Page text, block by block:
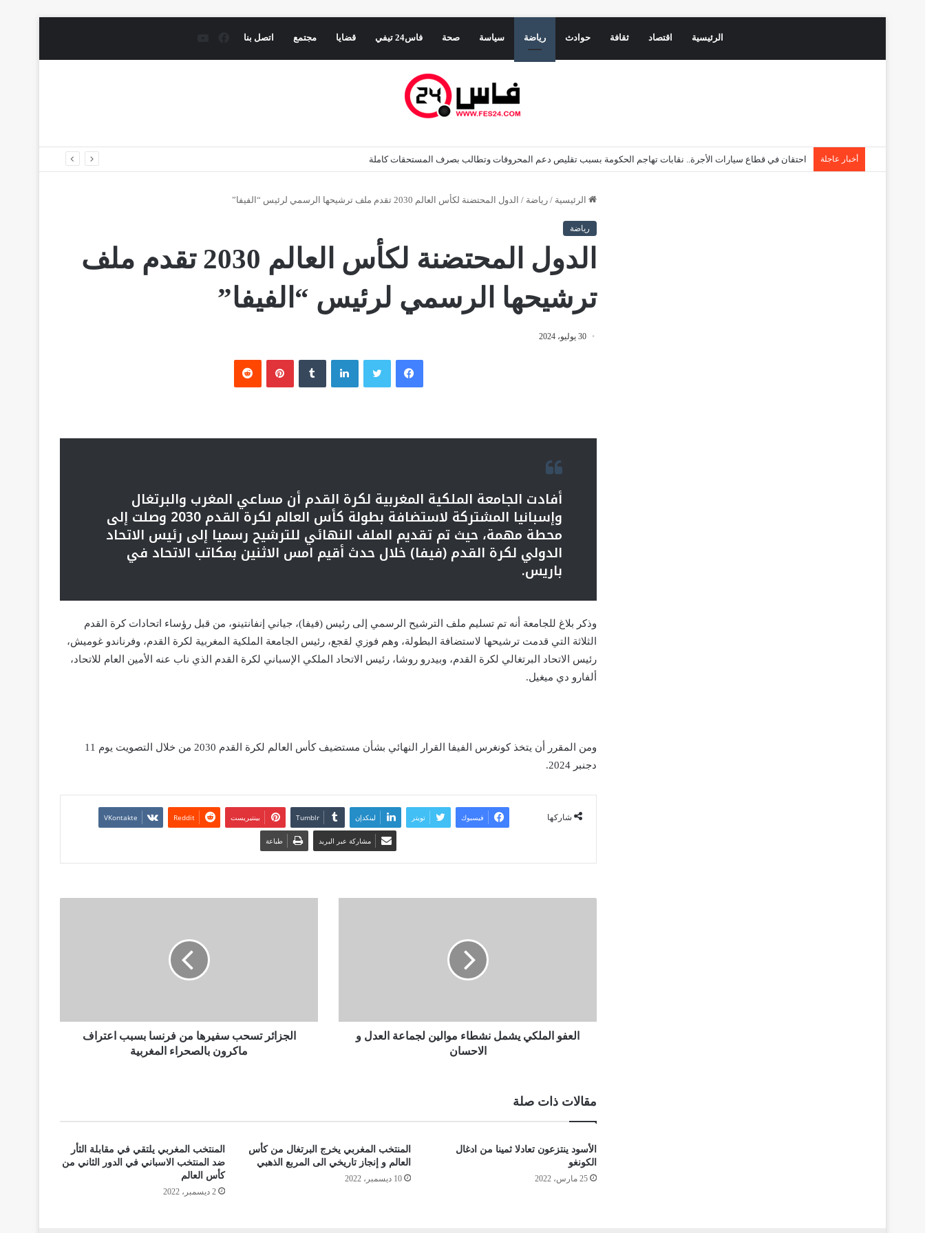
الرئيسية اقتصاد ثقافة حوادث رياضة سياسة صحة فاس24 تيفي قضايا مجتمع اتصل بنا
أخبار عاجلة احتقان في قطاع سيارات الأجرة.. نقابات تهاجم الحكومة بسبب تقليص دعم المحروقات وتطالب بصرف المستحقات كاملة
الرئيسية / رياضة / الدول المحتضنة لكأس العالم 2030 تقدم ملف ترشيحها الرسمي لرئيس “الفيفا”
رياضة
الدول المحتضنة لكأس العالم 2030 تقدم ملف
ترشيحها الرسمي لرئيس “الفيفا”
30 يوليو، 2024
فيسبوك تويتر لينكدإن بينتيريست
أفادت الجامعة الملكية المغربية لكرة القدم أن مساعي المغرب والبرتغال
وإسبانيا المشتركة لاستضافة بطولة كأس العالم لكرة القدم 2030 وصلت إلى
محطة مهمة، حيث تم تقديم الملف النهائي للترشيح رسميا إلى رئيس الاتحاد
الدولي لكرة القدم (فيفا) خلال حدث أقيم امس الاثنين بمكاتب الاتحاد في
باريس.
وذكر بلاغ للجامعة أنه تم تسليم ملف الترشيح الرسمي إلى رئيس (فيفا)، جياني إنفانتينو، من قبل رؤساء اتحادات كرة القدم
الثلاثة التي قدمت ترشيحها لاستضافة البطولة، وهم فوزي لقجع، رئيس الجامعة الملكية المغربية لكرة القدم، وفرناندو غوميش،
رئيس الاتحاد البرتغالي لكرة القدم، وبيدرو روشا، رئيس الاتحاد الملكي الإسباني لكرة القدم الذي ناب عنه الأمين العام للاتحاد،
ألفارو دي ميغيل.
ومن المقرر أن يتخذ كونغرس الفيفا القرار النهائي بشأن مستضيف كأس العالم لكرة القدم 2030 من خلال التصويت يوم 11
دجنبر 2024.
شاركها فيسبوك تويتر لينكدإن بينتيريست
مشاركة عبر البريد طباعة
العفو الملكي يشمل نشطاء موالين لجماعة العدل و
الاحسان
الجزائر تسحب سفيرها من فرنسا بسبب اعتراف
ماكرون بالصحراء المغربية
مقالات ذات صلة
الأسود ينتزعون تعادلا ثمينا من ادغال
الكونغو
25 مارس، 2022
المنتخب المغربي يخرج البرتغال من كأس
العالم و إنجاز تاريخي الى المربع الذهبي
10 ديسمبر، 2022
المنتخب المغربي يلتقي في مقابلة الثأر
ضد المنتخب الاسباني في الدور الثاني من
كأس العالم
2 ديسمبر، 2022